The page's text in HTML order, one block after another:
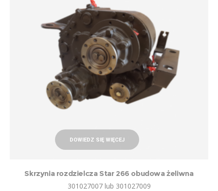
DOWIEDZ SIĘ WIĘCEJ
Skrzynia rozdzielcza Star 266 obudowa żeliwna
301027007 lub 301027009